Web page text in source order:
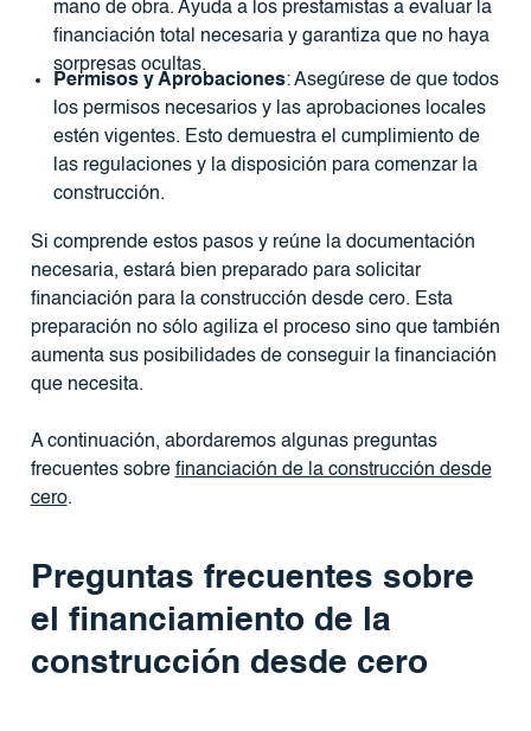
mano de obra. Ayuda a los prestamistas a evaluar la
financiación total necesaria y garantiza que no haya
sorpresas ocultas.
Permisos y Aprobaciones: Asegúrese de que todos
los permisos necesarios y las aprobaciones locales
estén vigentes. Esto demuestra el cumplimiento de
las regulaciones y la disposición para comenzar la
construcción.
Si comprende estos pasos y reúne la documentación
necesaria, estará bien preparado para solicitar
financiación para la construcción desde cero. Esta
preparación no sólo agiliza el proceso sino que también
aumenta sus posibilidades de conseguir la financiación
que necesita.
A continuación, abordaremos algunas preguntas
frecuentes sobre financiación de la construcción desde
cero.
Preguntas frecuentes sobre
el financiamiento de la
construcción desde cero